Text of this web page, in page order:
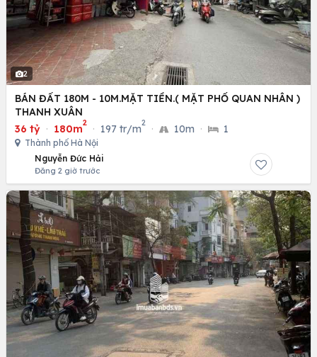
2
BÁN ĐẤT 180M - 10M.MẶT TIỀN.( MẶT PHỐ QUAN NHÂN )
THANH XUÂN
36 tỷ · 180m
2
· 197 tr/m
2
· 10m · 1
Thành phố Hà Nội
Nguyễn Đức Hải
Đăng 2 giờ trước